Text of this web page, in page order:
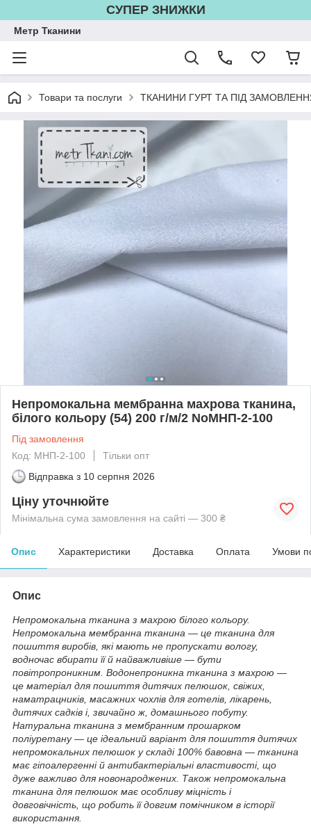
СУПЕР ЗНИЖКИ
Метр Тканини
Товари та послуги ТКАНИНИ ГУРТ ТА ПІД
Непромокальна мембранна махрова тканина,
білого кольору (54) 200 г/м/2 NoМНП-2-100
Під замовлення
Код: МНП-2-100
Тільки опт
Відправка з 10 серпня 2026
Ціну уточнюйте
Мінімальна сума замовлення на сайті — 300 ₴
Опис Характеристики Доставка Оплата Умови
Опис
Непромокальна тканина з махрою білого кольору.
Непромокальна мембранна тканина — це тканина для
пошиття виробів, які мають не пропускати вологу,
водночас вбирати її й найважливіше — бути
повітропроникним. Водонепроникна тканина з махрою —
це матеріал для пошиття дитячих пелюшок, свіжих,
наматрацників, масажних чохлів для готелів, лікарень,
дитячих садків і, звичайно ж, домашнього побуту.
Натуральна тканина з мембранним прошарком
поліуретану — це ідеальний варіант для пошиття дитячих
непромокальних пелюшок у складі 100% бавовна — тканина
має гіпоалергенні й антибактеріальні властивості, що
дуже важливо для новонароджених. Також непромокальна
тканина для пелюшок має особливу міцність і
довговічність, що робить її довгим помічником в історії
використання.